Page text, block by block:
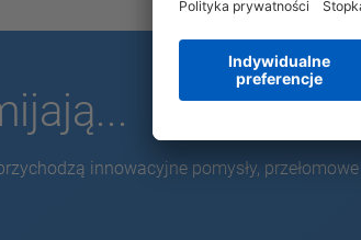
innowacyjne pomysły,